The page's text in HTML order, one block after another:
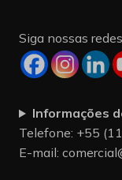
Siga nossas
Informações
Telefone: +55
E-mail: